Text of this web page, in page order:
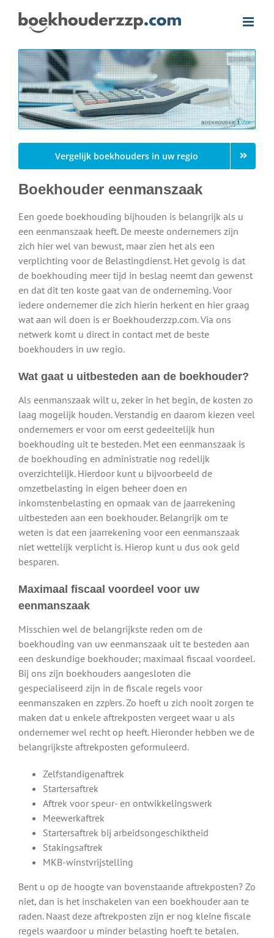
Vergelijk boekhouders in uw regio
Boekhouder eenmanszaak
Een goede boekhouding bijhouden is belangrijk als u
een eenmanszaak heeft. De meeste ondernemers zijn
zich hier wel van bewust, maar zien het als een
verplichting voor de Belastingdienst. Het gevolg is dat
de boekhouding meer tijd in beslag neemt dan gewenst
en dat dit ten koste gaat van de onderneming. Voor
iedere ondernemer die zich hierin herkent en hier graag
wat aan wil doen is er Boekhouderzzp.com. Via ons
netwerk komt u direct in contact met de beste
boekhouders in uw regio.
Wat gaat u uitbesteden aan de boekhouder?
Als eenmanszaak wilt u, zeker in het begin, de kosten zo
laag mogelijk houden. Verstandig en daarom kiezen veel
ondernemers er voor om eerst gedeeltelijk hun
boekhouding uit te besteden. Met een eenmanszaak is
de boekhouding en administratie nog redelijk
overzichtelijk. Hierdoor kunt u bijvoorbeeld de
omzetbelasting in eigen beheer doen en
inkomstenbelasting en opmaak van de jaarrekening
uitbesteden aan een boekhouder. Belangrijk om te
weten is dat een jaarrekening voor een eenmanszaak
niet wettelijk verplicht is. Hierop kunt u dus ook geld
besparen.
Maximaal fiscaal voordeel voor uw
eenmanszaak
Misschien wel de belangrijkste reden om de
boekhouding van uw eenmanszaak uit te besteden aan
een deskundige boekhouder; maximaal fiscaal voordeel.
Bij ons zijn boekhouders aangesloten die
gespecialiseerd zijn in de fiscale regels voor
eenmanszaken en zzp’ers. Zo hoeft u zich nooit zorgen te
maken dat u enkele aftrekposten vergeet waar u als
ondernemer wel recht op heeft. Hieronder hebben we de
belangrijkste aftrekposten geformuleerd.
Zelfstandigenaftrek
Startersaftrek
Aftrek voor speur- en ontwikkelingswerk
Meewerkaftrek
Startersaftrek bij arbeidsongeschiktheid
Stakingsaftrek
MKB-winstvrijstelling
Bent u op de hoogte van bovenstaande aftrekposten? Zo
niet, dan is het inschakelen van een boekhouder aan te
raden. Naast deze aftrekposten zijn er nog kleine fiscale
regels waardoor u minder belasting hoeft te betalen.